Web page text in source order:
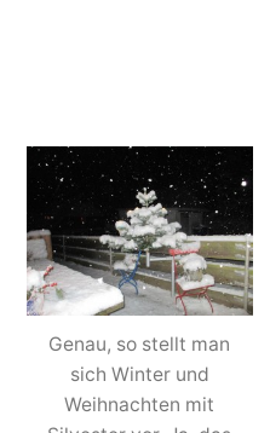
Genau, so stellt man
sich Winter und
Weihnachten mit